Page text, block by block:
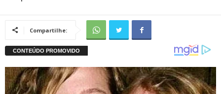
Compartilhe: